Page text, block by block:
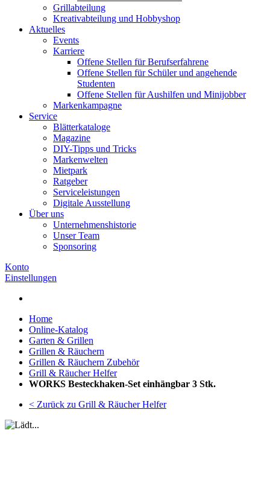
Grillabteilung
Kreativabteilung und Hobbyshop
Aktuelles
Events
Karriere
Offene Stellen für Berufserfahrene
Offene Stellen für Schüler und angehende
Studenten
Offene Stellen für Aushilfen und Minijobber
Markenkampagne
Service
Blätterkataloge
Magazine
DIY-Tipps und Tricks
Markenwelten
Mietpark
Ratgeber
Serviceleistungen
Digitale Ausstellung
Über uns
Unternehmenshistorie
Unser Team
Sponsoring
Konto
Einstellungen
Home
Online-Katalog
Garten & Grillen
Grillen & Räuchern
Grillen & Räuchern Zubehör
Grill & Räucher Helfer
WORKS Besteckhaken-Set einhängbar 3 Stk.
< Zurück zu Grill & Räucher Helfer